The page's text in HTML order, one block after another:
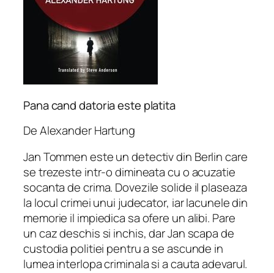
Pana cand datoria este platita
De Alexander Hartung
Jan Tommen este un detectiv din Berlin care
se trezeste intr-o dimineata cu o acuzatie
socanta de crima. Dovezile solide il plaseaza
la locul crimei unui judecator, iar lacunele din
memorie il impiedica sa ofere un alibi. Pare
un caz deschis si inchis, dar Jan scapa de
custodia politiei pentru a se ascunde in
lumea interlopa criminala si a cauta adevarul.